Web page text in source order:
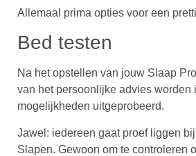
Allemaal prima opties voor een
Bed testen
Na het opstellen van jouw Slaap
van het persoonlijke advies worden
mogelijkheden uitgeprobeerd.
Jawel: iedereen gaat proef liggen
Slapen. Gewoon om te controleren